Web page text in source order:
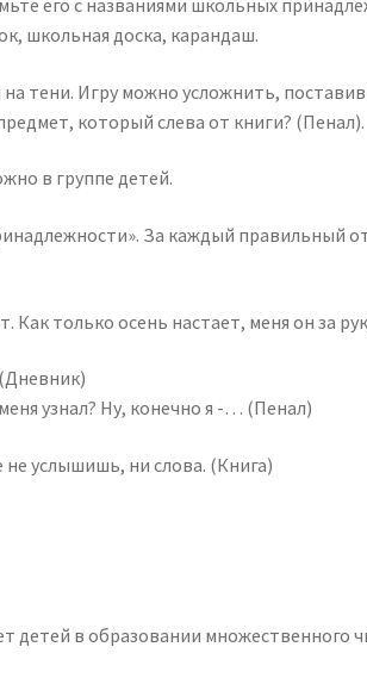
его с названиями школьных
школьная доска, карандаш.
тени. Игру можно усложнить,
который слева от книги? (Пенал).
в группе детей.
За каждый правильный
только осень настает, меня он за
узнал? Ну, конечно я -… (Пенал)
услышишь, ни слова. (Книга)
детей в образовании множественного